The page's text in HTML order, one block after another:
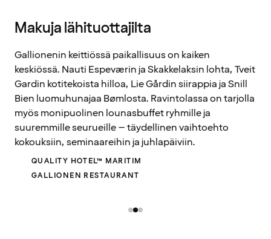
Makuja lähituottajilta
Gallionenin keittiössä paikallisuus on kaiken
keskiössä. Nauti Espeværin ja Skakkelaksin lohta, Tveit
Gardin kotitekoista hilloa, Lie Gårdin siirappia ja Snill
Bien luomuhunajaa Bømlosta. Ravintolassa on tarjolla
myös monipuolinen lounasbuffet ryhmille ja
suuremmille seurueille – täydellinen vaihtoehto
kokouksiin, seminaareihin ja juhlapäiviin.
QUALITY HOTEL™ MARITIM
GALLIONEN RESTAURANT